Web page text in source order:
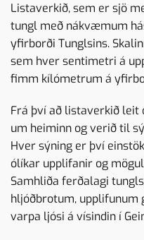
Listaverkið, sem er sjö
tungl með nákvæmum
yfirborði Tunglsins.
sem hver sentimetri á
fimm kílómetrum á
Frá því að listaverkið leit
um heiminn og verið til
Hver sýning er því
ólíkar upplifanir og
Samhliða ferðalagi
hljóðbrotum, upplifunum
varpa ljósi á vísindin í